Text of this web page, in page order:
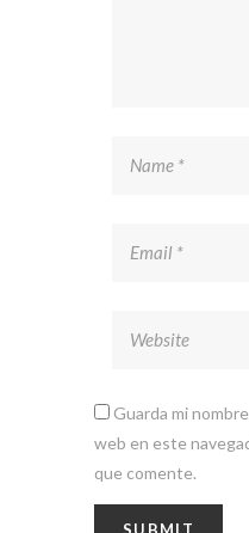
Guarda mi
web en este
que comente.